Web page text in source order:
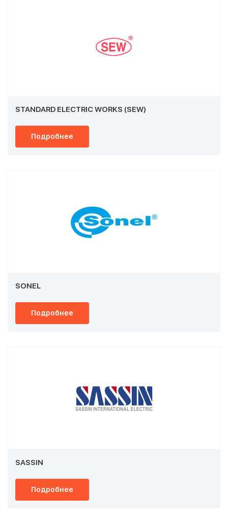
STANDARD ELECTRIC WORKS (SEW)
Подробнее
SONEL
Подробнее
SASSIN
Подробнее